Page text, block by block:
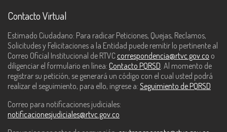
Contacto Virtual
Estimado Ciudadano: Para radicar Peticiones, Quejas, Reclamos,
Solicitudes y Felicitaciones a la Entidad puede remitir lo pertinente al
Correo Oficial Institucional de RTVC correspondencia@rtvc.gov.co o
diligenciar el formulario en línea: Contacto PQRSD. Al momento de
registrar su petición, se generará un código con el cual usted podrá
realizar el seguimiento, para ello, ingrese a: Seguimiento de PQRSD
Correo para notificaciones judiciales:
notificacionesjudiciales@rtvc.gov.co